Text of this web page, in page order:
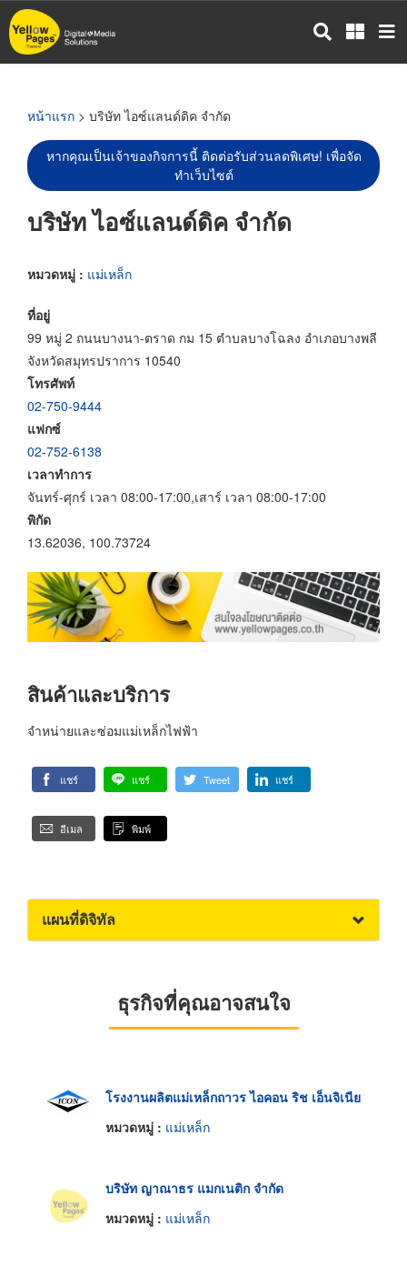
ข้าม
ไป
หน้าแรก > บริษัท ไอซ์แลนด์ดิค จำกัด
หากคุณเป็นเจ้าของกิจการนี้ ติดต่อรับส่วนลดพิเศษ! เพื่อจัด
ทำเว็บไซต์
บริษัท ไอซ์แลนด์ดิค จำกัด
หมวดหมู่ : แม่เหล็ก
ที่อยู่
99 หมู่ 2 ถนนบางนา-ตราด กม 15 ตำบลบางโฉลง อำเภอบางพลี
จังหวัดสมุทรปราการ 10540
โทรศัพท์
02-750-9444
แฟกซ์
02-752-6138
เวลาทำการ
จันทร์-ศุกร์ เวลา 08:00-17:00,เสาร์ เวลา 08:00-17:00
พิกัด
13.62036, 100.73724
สินค้าและบริการ
จำหน่ายและซ่อมแม่เหล็กไฟฟ้า
แชร์ แชร์ Tweet แชร์
อีเมล พิมพ์
แผนที่ดิจิทัล
ธุรกิจที่คุณอาจสนใจ
โรงงานผลิตแม่เหล็กถาวร ไอคอน ริช เอ็นจิเนีย
หมวดหมู่ : แม่เหล็ก
บริษัท ญาณาธร แมกเนติก จำกัด
หมวดหมู่ : แม่เหล็ก